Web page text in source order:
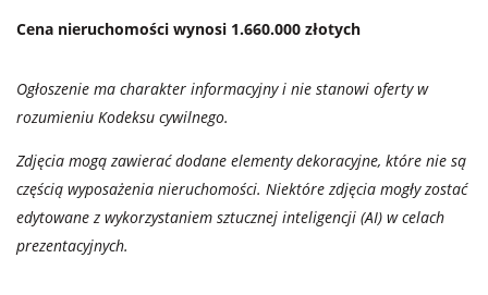
Cena nieruchomości wynosi 1.660.000 złotych
Ogłoszenie ma charakter informacyjny i nie stanowi oferty w
rozumieniu Kodeksu cywilnego.
Zdjęcia mogą zawierać dodane elementy dekoracyjne, które nie są
częścią wyposażenia nieruchomości. Niektóre zdjęcia mogły zostać
edytowane z wykorzystaniem sztucznej inteligencji (AI) w celach
prezentacyjnych.